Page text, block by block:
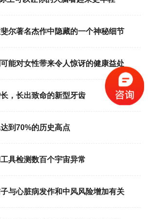
尔著名杰作中隐藏的一个神秘细节
能对女性带来令人惊讶的健康益处
，长出致命的新型牙齿
到70%的历史高点
具检测数百个宇宙异常
与心脏病发作和中风风险增加有关